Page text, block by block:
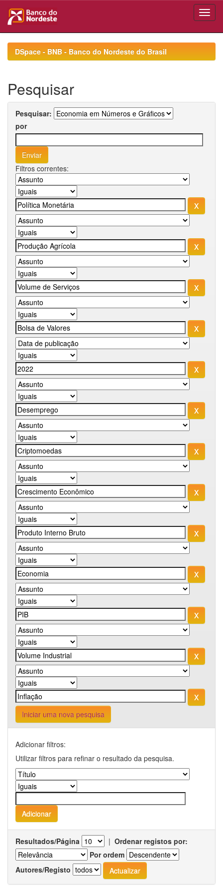
navigationDSpace - BNB - Banco do Nordeste do Brasil
Pesquisar
Pesquisar:
por
Filtros correntes:
Iniciar uma nova pesquisa
Adicionar filtros:
Utilizar filtros para refinar o resultado da pesquisa.
Resultados/Página | Ordenar registos por:
Por ordem
Autores/Registo